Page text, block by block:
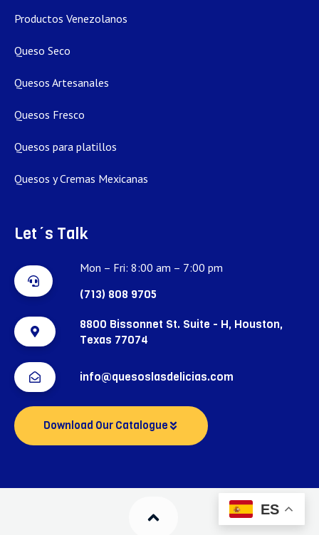
Productos Venezolanos
Queso Seco
Quesos Artesanales
Quesos Fresco
Quesos para platillos
Quesos y Cremas Mexicanas
Let´s Talk
Mon – Fri: 8:00 am – 7:00 pm
(713) 808 9705
8800 Bissonnet St. Suite - H, Houston,
Texas 77074
info@quesoslasdelicias.com
Download Our Catalogue
ES